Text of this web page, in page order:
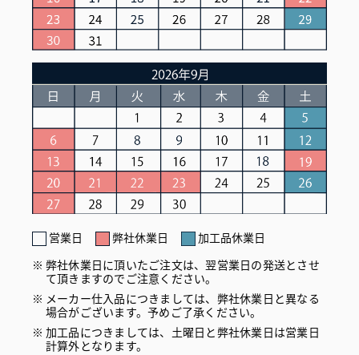
営業日 弊社休業日
加工品休業日
弊社休業日に頂いたご注文は、翌営業日の発送とさせ
て頂きますのでご注意ください。
メーカー仕入品につきましては、弊社休業日と異なる
場合がございます。予めご了承ください。
加工品につきましては、土曜日と弊社休業日は営業日
計算外となります。